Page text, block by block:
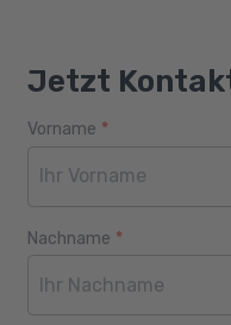
Jetzt
Webseite
Alter
Vorname *
Nachname *